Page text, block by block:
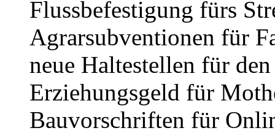
Flussbefestigung fürs
Agrarsubventionen für
neue Haltestellen für
Erziehungsgeld für
Bauvorschriften für